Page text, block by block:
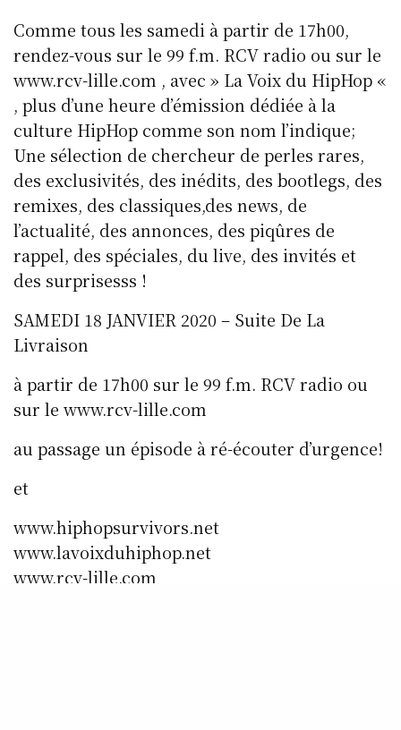
Comme tous les samedi à partir de 17h00,
rendez-vous sur le 99 f.m. RCV radio ou sur le
www.rcv-lille.com , avec » La Voix du HipHop «
, plus d’une heure d’émission dédiée à la
culture HipHop comme son nom l’indique;
Une sélection de chercheur de perles rares,
des exclusivités, des inédits, des bootlegs, des
remixes, des classiques,des news, de
l’actualité, des annonces, des piqûres de
rappel, des spéciales, du live, des invités et
des surprisesss !
SAMEDI 18 JANVIER 2020 – Suite De La
Livraison
à partir de 17h00 sur le 99 f.m. RCV radio ou
sur le www.rcv-lille.com
au passage un épisode à ré-écouter d’urgence!
et
www.hiphopsurvivors.net
www.lavoixduhiphop.net
www.rcv-lille.com